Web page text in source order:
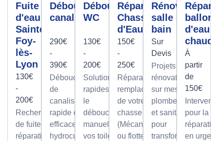
Fuite
d'eau
Sainte-
Foy-
lès-
Lyon
130€
-
200€
Recherche
de fuite et
réparation
Débouchage
canalisation
290€
-
390€
Débouchage
de
canalisation
rapide et
efficace par
hydrocurage
Débouchage
WC
130€
-
200€
Solutions
rapides pour
le
débouchage
manuel de
vos toilettes,
Réparation
Chasse
d'Eau
150€
-
250€
Réparation et
remplacement
de votre
chasse d'eau
(Mécanisme
ou flotteur) sur
Rénovation
salle de
bain
Sur
Devis
Projets de
rénovation
sur mesure
plomberie
et sanitaire
pour
transformer
ballon
d'eau
À
partir
de
150€
pour la
en